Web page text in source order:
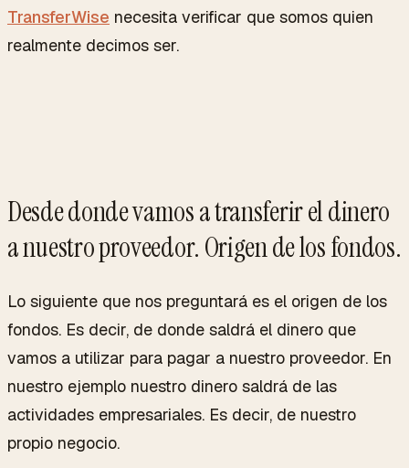
TransferWise necesita verificar que somos quien
realmente decimos ser.
Desde donde vamos a transferir el dinero
a nuestro proveedor. Origen de los fondos.
Lo siguiente que nos preguntará es el origen de los
fondos. Es decir, de donde saldrá el dinero que
vamos a utilizar para pagar a nuestro proveedor. En
nuestro ejemplo nuestro dinero saldrá de las
actividades empresariales. Es decir, de nuestro
propio negocio.